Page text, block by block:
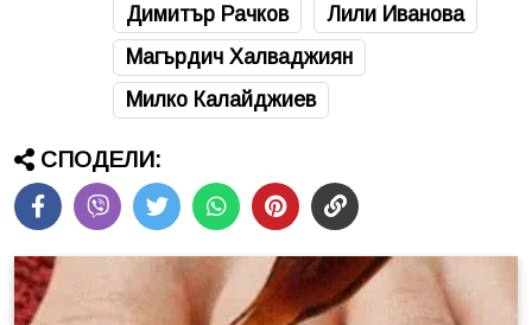
Димитър Рачков
Лили Иванова
Магърдич Халваджиян
Милко Калайджиев
СПОДЕЛИ: